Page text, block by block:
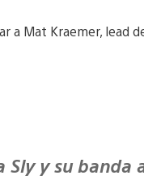
a Mat Kraemer, lead
Sly y su